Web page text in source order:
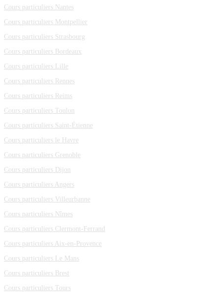
Cours particuliers Nantes
Cours particuliers Montpellier
Cours particuliers Strasbourg
Cours particuliers Bordeaux
Cours particuliers Lille
Cours particuliers Rennes
Cours particuliers Reims
Cours particuliers Toulon
Cours particuliers Saint-Étienne
Cours particuliers le Havre
Cours particuliers Grenoble
Cours particuliers Dijon
Cours particuliers Angers
Cours particuliers Villeurbanne
Cours particuliers Nîmes
Cours particuliers Clermont-Ferrand
Cours particuliers Aix-en-Provence
Cours particuliers Le Mans
Cours particuliers Brest
Cours particuliers Tours